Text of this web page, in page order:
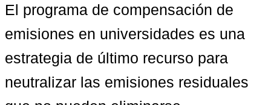
El programa de compensación de
emisiones en universidades es una
estrategia de último recurso para
neutralizar las emisiones residuales